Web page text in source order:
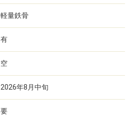
軽量鉄骨
有
空
2026年8月中旬
要